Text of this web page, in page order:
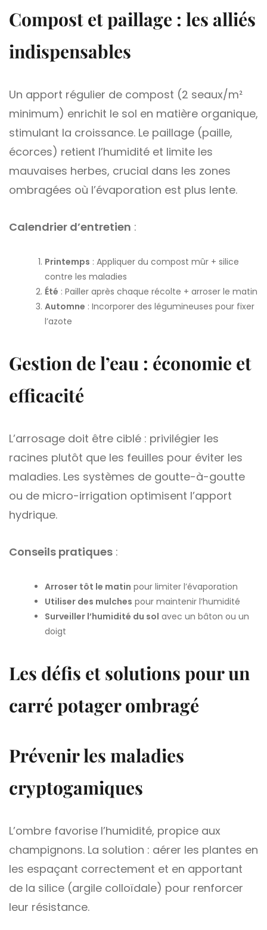
Compost et paillage : les alliés
indispensables
Un apport régulier de compost (2 seaux/m²
minimum) enrichit le sol en matière organique,
stimulant la croissance. Le paillage (paille,
écorces) retient l’humidité et limite les
mauvaises herbes, crucial dans les zones
ombragées où l’évaporation est plus lente.
Calendrier d’entretien :
Printemps : Appliquer du compost mûr + silice
contre les maladies
Été : Pailler après chaque récolte + arroser le matin
Automne : Incorporer des légumineuses pour fixer
l’azote
Gestion de l’eau : économie et
efficacité
L’arrosage doit être ciblé : privilégier les
racines plutôt que les feuilles pour éviter les
maladies. Les systèmes de goutte-à-goutte
ou de micro-irrigation optimisent l’apport
hydrique.
Conseils pratiques :
Arroser tôt le matin pour limiter l’évaporation
Utiliser des mulches pour maintenir l’humidité
Surveiller l’humidité du sol avec un bâton ou un
doigt
Les défis et solutions pour un
carré potager ombragé
Prévenir les maladies
cryptogamiques
L’ombre favorise l’humidité, propice aux
champignons. La solution : aérer les plantes en
les espaçant correctement et en apportant
de la silice (argile colloïdale) pour renforcer
leur résistance.